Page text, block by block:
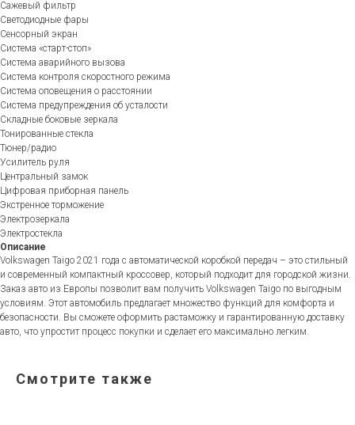
Сажевый фильтр
Светодиодные фары
Сенсорный экран
Система «старт-стоп»
Система аварийного вызова
Система контроля скоростного режима
Система оповещения о расстоянии
Система предупреждения об усталости
Складные боковые зеркала
Тонированные стекла
Тюнер/радио
Усилитель руля
Центральный замок
Цифровая приборная панель
Экстренное торможение
Электрозеркала
Электростекла
Описание
Volkswagen Taigo 2021 года с автоматической коробкой передач – это стильный
и современный компактный кроссовер, который подходит для городской жизни.
Заказ авто из Европы позволит вам получить Volkswagen Taigo по выгодным
условиям. Этот автомобиль предлагает множество функций для комфорта и
безопасности. Вы сможете оформить растаможку и гарантированную доставку
авто, что упростит процесс покупки и сделает его максимально легким.
Смотрите также